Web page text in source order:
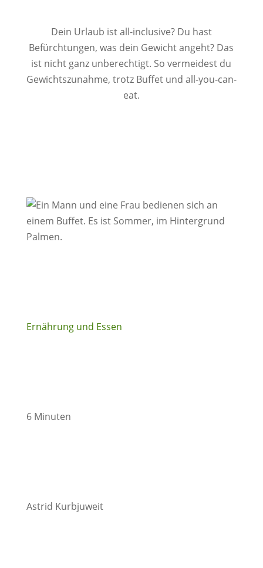
Dein Urlaub ist all-inclusive? Du hast
Befürchtungen, was dein Gewicht angeht? Das
ist nicht ganz unberechtigt. So vermeidest du
Gewichtszunahme, trotz Buffet und all-you-can-
eat.
Ernährung und Essen
6 Minuten
Astrid Kurbjuweit